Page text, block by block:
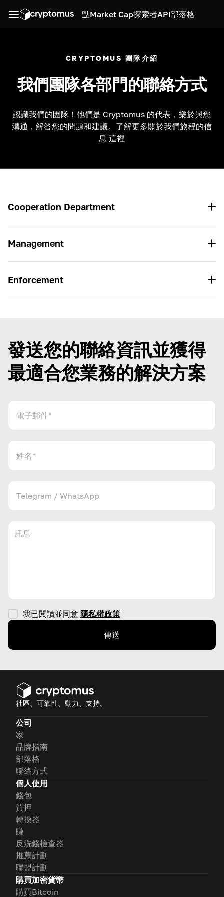
點Market Cap探索者API部落格
CRYPTOMUS 團隊介紹
我們團隊各部門的聯絡方式
認識我們的團隊！他們是 Cryptomus 的代表，樂於與您
溝通，解答您的問題和建議。了解更多關於我們旅程的信
息 這裡
Cooperation Department
Management
Enforcement
發送您的聯絡資訊並獲得
最適合您業務的解決方案
我已閱讀並同意 隱私權政策
傳送
社區、可靠性、動力、支持。
公司
家
品牌指南
部落格
聯絡方式
個人使用
錢包
質押
轉換器
賺
反洗錢檢查器
推薦計劃
聯盟計劃
購買加密貨幣
購買Bitcoin